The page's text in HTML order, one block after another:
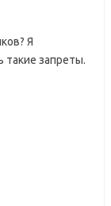
Я
запреты.